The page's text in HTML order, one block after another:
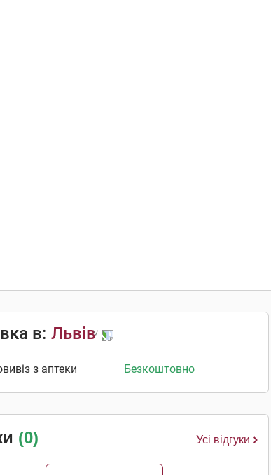
в: Львів
з аптеки Безкоштовно
(0) Усі відгуки